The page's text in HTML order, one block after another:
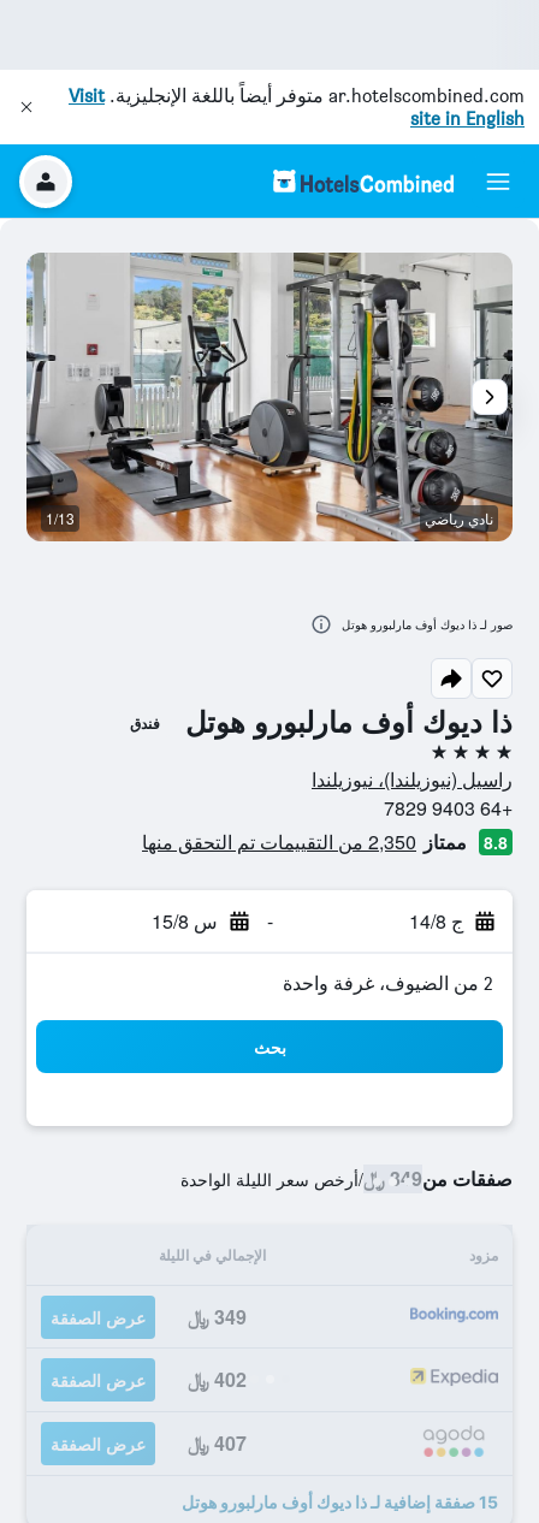
ar.hotelscombined.com متوفر أيضاً باللغة الإنجليزية.Visit
site in English
ذا ديوك أوف مارلبورو هوتل فندق
4 نجوم
راسيل (نيوزيلندا)، نيوزيلندا
+64 9403 7829
8.8 ممتاز 2,350 من التقييمات تم التحقق منها
ج 14/8 - س 15/8
2 من الضيوف، غرفة واحدة
بحث
صفقات من349 ﷼ /أرخص سعر الليلة الواحدة
مزود الإجمالي في الليلة
349 ﷼ عرض الصفقة
402 ﷼ عرض الصفقة
407 ﷼ عرض الصفقة
15 صفقة إضافية لـ ذا ديوك أوف مارلبورو هوتل
نادي رياضي 1/13
صور لـ ذا ديوك أوف مارلبورو هوتل